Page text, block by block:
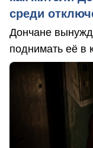
среди
Дончане
поднимать её в